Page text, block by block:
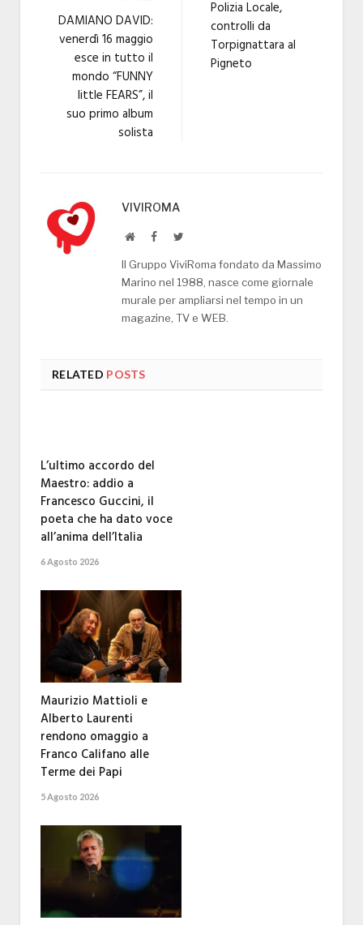
DAMIANO DAVID:
venerdì 16 maggio
esce in tutto il
mondo “FUNNY
little FEARS”, il
suo primo album
solista
Polizia Locale,
controlli da
Torpignattara al
Pigneto
VIVIROMA
WebsiteFacebookTwitter
Il Gruppo ViviRoma fondato da Massimo
Marino nel 1988, nasce come giornale
murale per ampliarsi nel tempo in un
magazine, TV e WEB.
RELATED POSTS
L’ultimo accordo del
Maestro: addio a
Francesco Guccini, il
poeta che ha dato voce
all’anima dell’Italia
6 Agosto 2026
Maurizio Mattioli e
Alberto Laurenti
rendono omaggio a
Franco Califano alle
Terme dei Papi
5 Agosto 2026